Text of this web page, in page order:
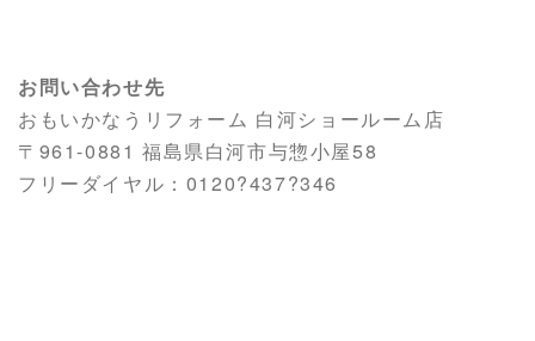
お問い合わせ先
おもいかなうリフォーム 白河ショールーム店
〒961-0881 福島県白河市与惣小屋58
フリーダイヤル：0120?437?346